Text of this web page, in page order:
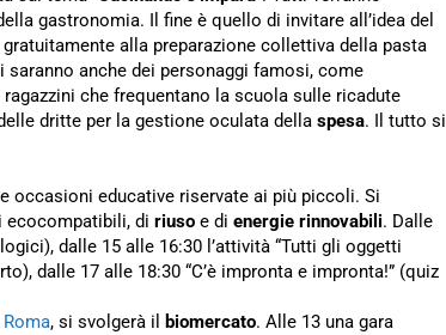
gastronomia. Il fine è quello di invitare all’idea del
alla preparazione collettiva della pasta
saranno anche dei personaggi famosi, come
che frequentano la scuola sulle ricadute
dritte per la gestione oculata della spesa. Il tutto si
occasioni educative riservate ai più piccoli. Si
ecocompatibili, di riuso e di energie rinnovabili. Dalle
dalle 15 alle 16:30 l’attività “Tutti gli oggetti
dalle 17 alle 18:30 “C’è impronta e impronta!” (quiz
, si svolgerà il biomercato. Alle 13 una gara